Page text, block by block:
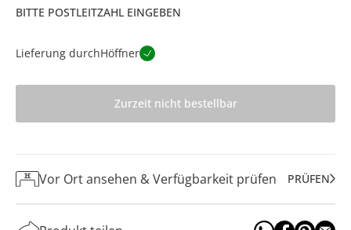
BITTE POSTLEITZAHL EINGEBEN
Lieferung durchHöffner
Zurzeit nicht bestellbar
Vor Ort ansehen & Verfügbarkeit prüfen PRÜFEN